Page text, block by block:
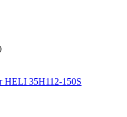
HELI 35H112-150S